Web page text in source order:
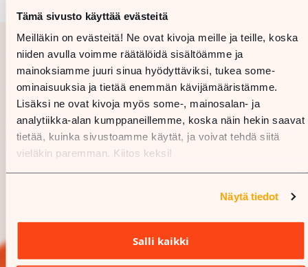
Tämä sivusto käyttää evästeitä
Meilläkin on evästeitä! Ne ovat kivoja meille ja teille, koska
niiden avulla voimme räätälöidä sisältöämme ja
mainoksiamme juuri sinua hyödyttäviksi, tukea some-
ominaisuuksia ja tietää enemmän kävijämääristämme.
Lisäksi ne ovat kivoja myös some-, mainosalan- ja
analytiikka-alan kumppaneillemme, koska näin hekin saavat
tietää, kuinka sivustoamme käytät, ja voivat tehdä siitä
vieläkin paremman. Kiitos keksi!
Näytä tiedot
Salli kaikki